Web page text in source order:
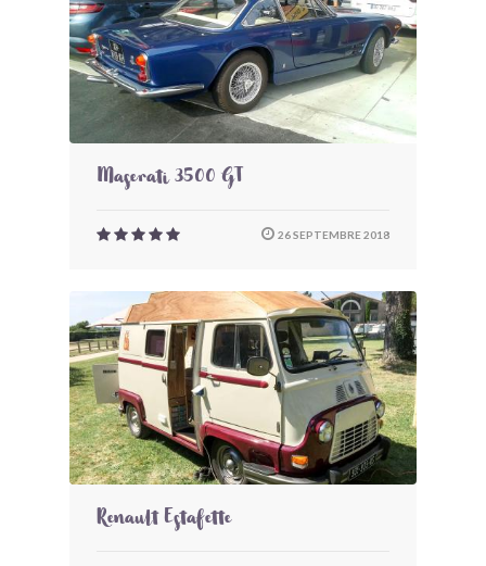
Maserati 3500 GT
26 SEPTEMBRE 2018
Renault Estafette